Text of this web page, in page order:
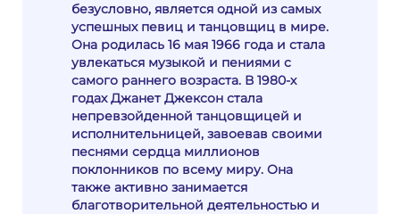
безусловно, является одной из самых
успешных певиц и танцовщиц в мире.
Она родилась 16 мая 1966 года и стала
увлекаться музыкой и пениями с
самого раннего возраста. В 1980-х
годах Джанет Джексон стала
непревзойденной танцовщицей и
исполнительницей, завоевав своими
песнями сердца миллионов
поклонников по всему миру. Она
также активно занимается
благотворительной деятельностью и